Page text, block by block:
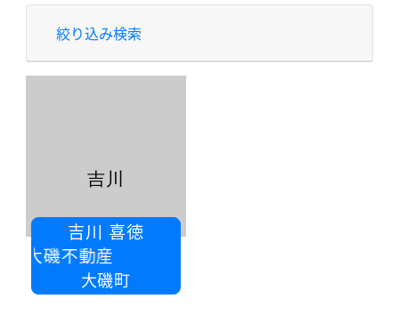
絞り込み検索
吉川 喜徳
大磯不動産
大磯町
吉川